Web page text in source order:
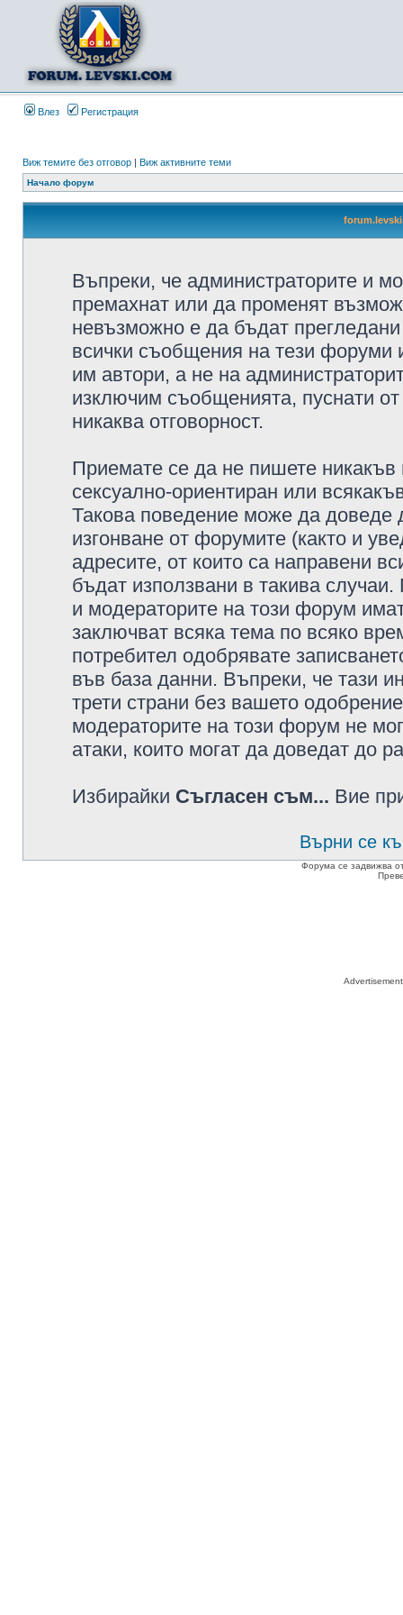
Влез Регистрация
Виж темите без отговор | Виж активните теми
Начало форум
Въпреки, че администраторите и
премахнат или да променят
невъзможно е да бъдат
всички съобщения на тези форуми
им автори, а не на
изключим съобщенията, пуснати
никаква отговорност.
Приемате се да не пишете никакъв
сексуално-ориентиран или
Такова поведение може да доведе
изгонване от форумите (както и
адресите, от които са направени
бъдат използвани в такива
и модераторите на този форум
заключват всяка тема по всяко
потребител одобрявате
във база данни. Въпреки, че тази
трети страни без вашето
модераторите на този форум не
атаки, които могат да доведат до
Избирайки Съгласен съм... Вие
Върни се
Форума се задвижва